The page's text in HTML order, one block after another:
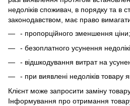
недоліків споживач, в порядку та в
законодавством, має право
- пропорційного зменшення ціни;
- безоплатного усунення
- відшкодування витрат на
- при виявлені недоліків товару
Клієнт може запросити заміну
Інформування про отримання